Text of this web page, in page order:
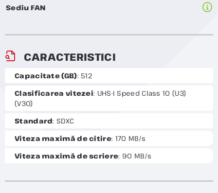
Sediu FAN
CARACTERISTICI
Capacitate (GB): 512
Clasificarea vitezei: UHS-I Speed Class 10 (U3)
(V30)
Standard: SDXC
Viteza maximă de citire: 170 MB/s
Viteza maximă de scriere: 90 MB/s